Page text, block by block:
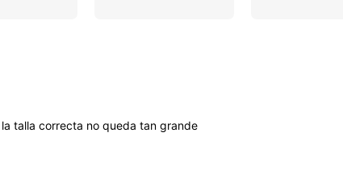
la talla correcta no queda tan grande